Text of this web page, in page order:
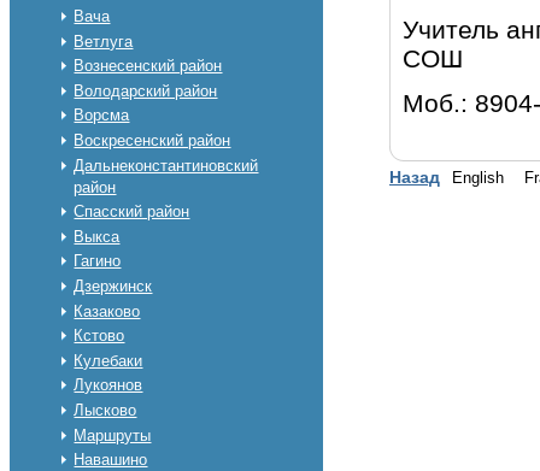
Вача
Ветлуга
Вознесенский район
Володарский район
Ворсма
Воскресенский район
Дальнеконстантиновский
район
Спасский район
Выкса
Гагино
Дзержинск
Казаково
Кстово
Кулебаки
Лукоянов
Лысково
Маршруты
Навашино
Учитель
СОШ
Моб.:
Назад English